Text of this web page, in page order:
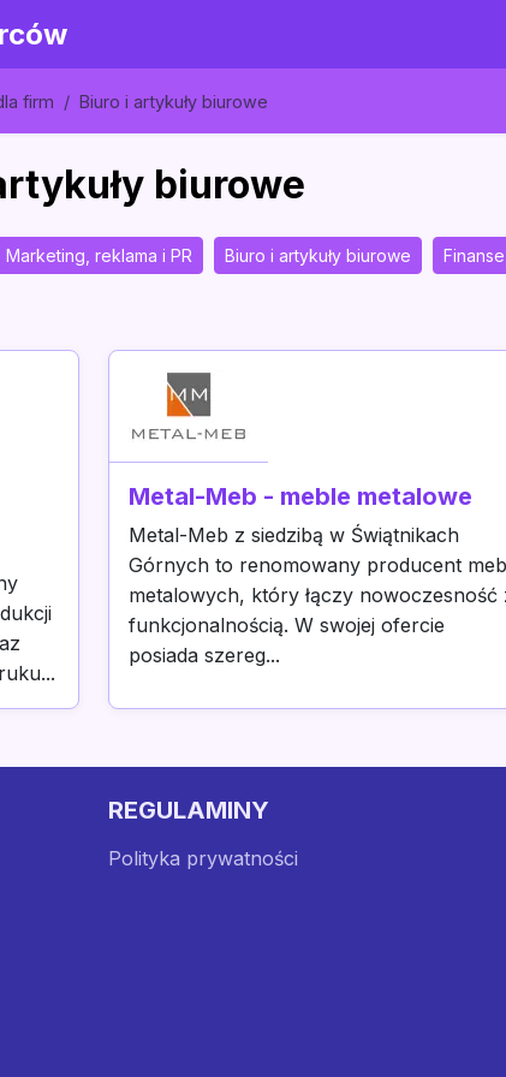
firm Biuro i artykuły biurowe
biurowe
Marketing, reklama i PR Biuro i artykuły biurowe
Metal-Meb - meble metalowe
Metal-Meb z siedzibą w Świątnikach
Górnych to renomowany producent
metalowych, który łączy nowoczesność
funkcjonalnością. W swojej ofercie
posiada szereg...
REGULAMINY
Polityka prywatności